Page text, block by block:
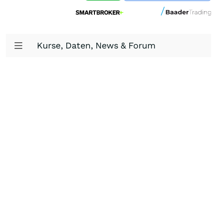
Kurse, Daten, News & Forum